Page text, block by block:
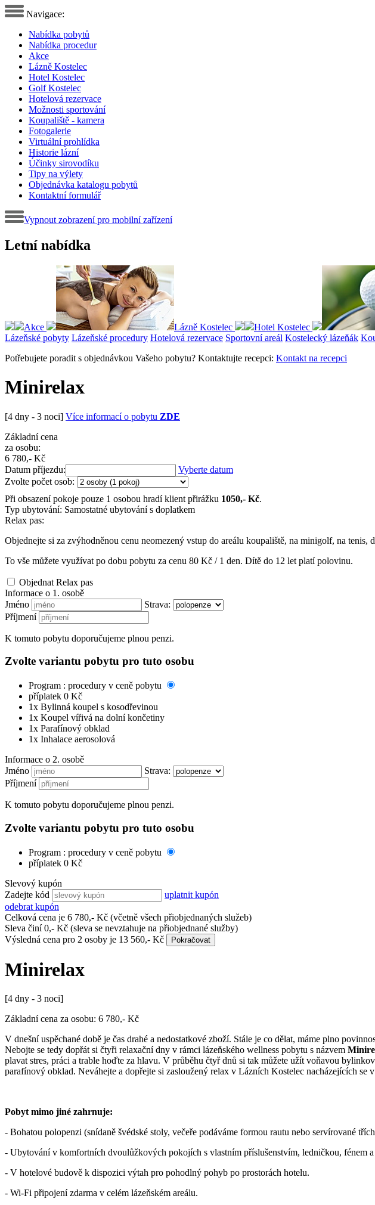
Navigace:
Nabídka pobytů
Nabídka procedur
Akce
Lázně Kostelec
Hotel Kostelec
Golf Kostelec
Hotelová rezervace
Možnosti sportování
Koupaliště - kamera
Fotogalerie
Virtuální prohlídka
Historie lázní
Účinky sirovodíku
Tipy na výlety
Objednávka katalogu pobytů
Kontaktní formulář
Vypnout zobrazení pro mobilní zařízení
Letní nabídka
Akce Lázně Kostelec Hotel Kostelec
Lázeňské pobyty Lázeňské procedury Hotelová rezervace Sportovní areál Kostelecký lázeňák
Potřebujete poradit s objednávkou Vašeho pobytu? Kontaktujte recepci: Kontakt na recepci
Minirelax
[4 dny - 3 noci] Více informací o pobytu ZDE
Základní cena
za osobu:
6 780,- Kč
Datum příjezdu:
Vyberte datum
Zvolte počet osob:
Při obsazení pokoje pouze 1 osobou hradí klient přirážku 1050,- Kč.
Typ ubytování: Samostatné ubytování s doplatkem
Relax pas:
Objednejte si za zvýhodněnou cenu neomezený vstup do areálu koupaliště, na minigolf, na tenis,
To vše můžete využívat po dobu pobytu za cenu 80 Kč / 1 den. Dítě do 12 let platí polovinu.
Objednat Relax pas
Informace o 1. osobě
Jméno
Strava:
Příjmení
K tomuto pobytu doporučujeme plnou penzi.
Zvolte variantu pobytu pro tuto osobu
Program : procedury v ceně pobytu
příplatek 0 Kč
1x Bylinná koupel s kosodřevinou
1x Koupel vířivá na dolní končetiny
1x Parafínový obklad
1x Inhalace aerosolová
Informace o 2. osobě
Jméno
Strava:
Příjmení
K tomuto pobytu doporučujeme plnou penzi.
Zvolte variantu pobytu pro tuto osobu
Program : procedury v ceně pobytu
příplatek 0 Kč
Slevový kupón
Zadejte kód
uplatnit kupón
odebrat kupón
Celková cena je 6 780,- Kč (včetně všech přiobjednaných služeb)
Sleva činí0,- Kč (sleva se nevztahuje na přiobjednané služby)
Výsledná cena pro 2 osoby je 13 560,- Kč Pokračovat
Minirelax
[4 dny - 3 noci]
Základní cena za osobu: 6 780,- Kč
V dnešní uspěchané době je čas drahé a nedostatkové zboží. Stále je co dělat, máme plno
Nebojte se tedy dopřát si čtyři relaxační dny v rámci lázeňského wellness pobytu s názvem
plavat stres, práci a trable hoďte za hlavu. V průběhu čtyř dnů si tak můžete užít voňavou
parafínový obklad. Neváhejte a dopřejte si zasloužený relax v Lázních Kostelec nacházejících
Pobyt mimo jiné zahrnuje:
- Bohatou polopenzi (snídaně švédské stoly, večeře podáváme formou rautu nebo servírované
- Ubytování v komfortních dvoulůžkových pokojích s vlastním příslušenstvím, ledničkou, fénem
- V hotelové budově k dispozici výtah pro pohodlný pohyb po prostorách hotelu.
- Wi-Fi připojení zdarma v celém lázeňském areálu.